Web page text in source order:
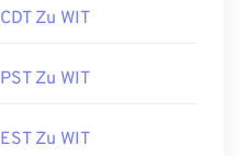
CDT Zu WIT
PST Zu WIT
EST Zu WIT